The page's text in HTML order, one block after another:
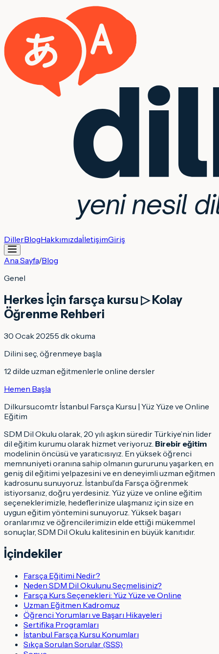
DillerBlogHakkımızdaİletişimGiriş
Ana Sayfa/Blog
Genel
Herkes İçin farsça kursu ▷ Kolay
Öğrenme Rehberi
30 Ocak 2025·5 dk okuma
Dilini seç, öğrenmeye başla
12 dilde uzman eğitmenlerle online dersler
Hemen Başla
Dilkursu.com.tr İstanbul Farsça Kursu | Yüz Yüze ve Online
Eğitim
SDM Dil Okulu olarak, 20 yılı aşkın süredir Türkiye’nin lider
dil eğitim kurumu olarak hizmet veriyoruz. Birebir eğitim
modelinin öncüsü ve yaratıcısıyız. En yüksek öğrenci
memnuniyeti oranına sahip olmanın gururunu yaşarken, en
geniş dil eğitimi yelpazesini ve en deneyimli uzman eğitmen
kadrosunu sunuyoruz. İstanbul’da Farsça öğrenmek
istiyorsanız, doğru yerdesiniz. Yüz yüze ve online eğitim
seçeneklerimizle, hedeflerinize ulaşmanız için size en
uygun eğitim yöntemini sunuyoruz. Yüksek başarı
oranlarımız ve öğrencilerimizin elde ettiği mükemmel
sonuçlar, SDM Dil Okulu kalitesinin en büyük kanıtıdır.
İçindekiler
Farsça Eğitimi Nedir?
Neden SDM Dil Okulunu Seçmelisiniz?
Farsça Kurs Seçenekleri: Yüz Yüze ve Online
Uzman Eğitmen Kadromuz
Öğrenci Yorumları ve Başarı Hikayeleri
Sertifika Programları
İstanbul Farsça Kursu Konumları
Sıkça Sorulan Sorular (SSS)